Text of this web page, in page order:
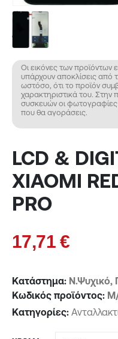
Οι εικόνες των προϊόντων
υπάρχουν αποκλίσεις από
ωστόσο, ότι το προϊόν
χαρακτηριστικά του. Στην
συσκευών οι φωτογραφίες
που θα αγοράσεις.
LCD &
XIAOMI
PRO
17,71€
Κατάστημα: Ν.Ψυχικό,
Κωδικός προϊόντος:
Κατηγορίες: